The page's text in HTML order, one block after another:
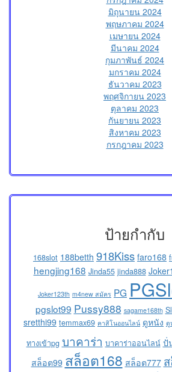
มิถุนายน 2024
พฤษภาคม 2024
เมษายน 2024
มีนาคม 2024
กุมภาพันธ์ 2024
มกราคม 2024
ธันวาคม 2023
พฤศจิกายน 2023
ตุลาคม 2023
กันยายน 2023
สิงหาคม 2023
กรกฎาคม 2023
ป้ายกำกับ
168slot 188betth 918Kiss faro168
hengjing168 Jinda55 jinda888
Joker123th m4new สมัคร PG
pgslot99 Pussy888 sagame168th
sretthi99 temmax69 คาสิโนออนไลน์ ดูหนัง ดู
ทางเข้าpg บาคาร่า บาคาร่าออนไลน์ ปั่
สล็อต99 สล็อต168 สล็อต777